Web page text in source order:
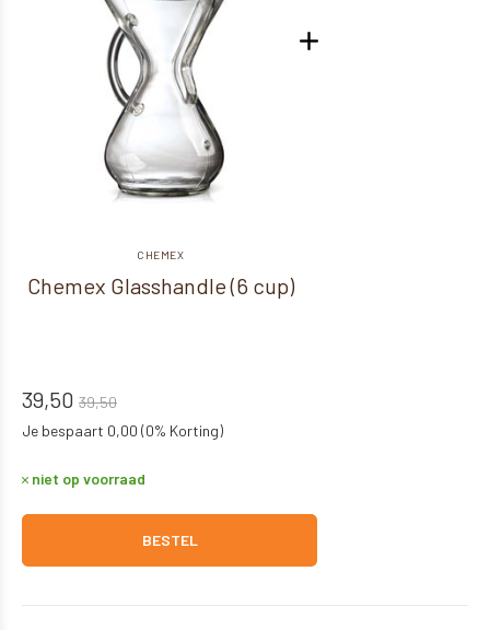
CHEMEX
Chemex Glasshandle (6 cup)
39,50 39,50
Je bespaart 0,00 (0% Korting)
niet op voorraad
BESTEL